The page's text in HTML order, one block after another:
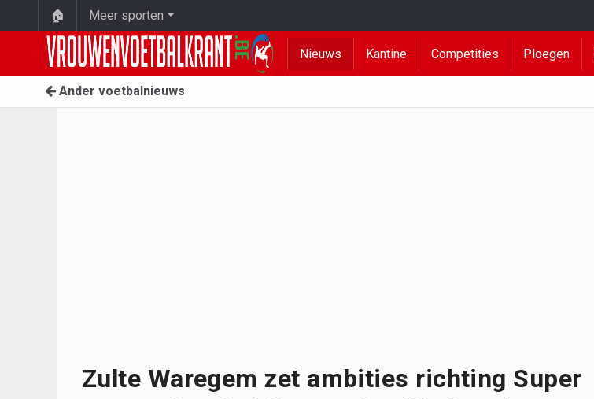
🏠 Meer sporten
Nieuws Kantine Competities Ploegen
Ander voetbalnieuws
Zulte Waregem zet ambities richting Super